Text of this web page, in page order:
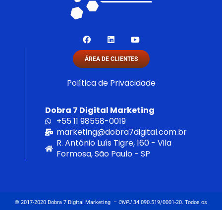
F
a
c
e
b
o
L
i
n
k
e
i
Y
o
u
t
u
e
ÁREA DE CLIENTES
Política de Privacidade
Dobra 7 Digital Marketing
+55 11 98558-0019
marketing@dobra7digital.com.br
R. Antônio Luís Tigre, 160 - Vila
Formosa, São Paulo - SP
© 2017-2020 Dobra 7 Digital Marketing – CNPJ 34.090.519/0001-20. Todos os